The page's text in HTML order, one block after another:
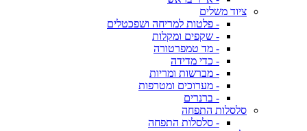
ציוד משלים
- פלטות למריחה ושפכטלים
- שקפים ומקלות
- מד טמפרטורה
- כדי מדידה
- מברשות ומריות
- מערוכים ומטרפות
- ברנרים
סלסלות התפחה
- סלסלות התפחה